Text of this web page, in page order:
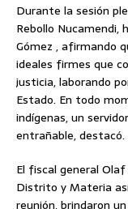
Durante la sesión
Rebollo Nucamendi,
Gómez , afirmando
ideales firmes que
justicia, laborando
Estado. En todo
indígenas, un
entrañable, destacó.
El fiscal general
Distrito y Materia
reunión, brindaron